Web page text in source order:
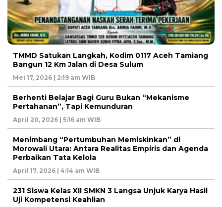
TMMD Satukan Langkah, Kodim 0117 Aceh Tamiang
Bangun 12 Km Jalan di Desa Sulum
Mei 17, 2026 | 2:19 am WIB
Berhenti Belajar Bagi Guru Bukan “Mekanisme
Pertahanan”, Tapi Kemunduran
April 20, 2026 | 5:16 am WIB
Menimbang “Pertumbuhan Memiskinkan” di
Morowali Utara: Antara Realitas Empiris dan Agenda
Perbaikan Tata Kelola
April 17, 2026 | 4:14 am WIB
231 Siswa Kelas XII SMKN 3 Langsa Unjuk Karya Hasil
Uji Kompetensi Keahlian